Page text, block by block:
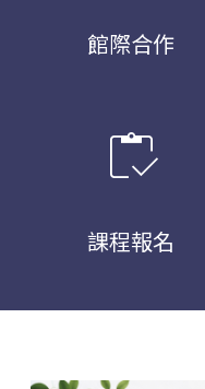
館際合作
inventory
課程報名